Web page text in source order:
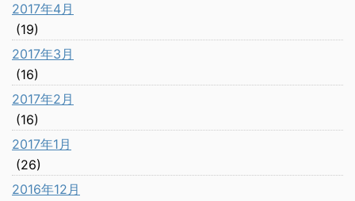
2017年4月
(19)
2017年3月
(16)
2017年2月
(16)
2017年1月
(26)
2016年12月